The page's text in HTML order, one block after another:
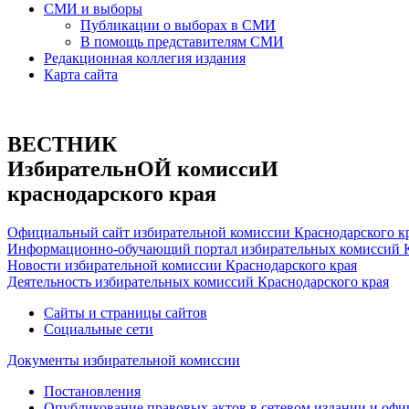
СМИ и выборы
Публикации о выборах в СМИ
В помощь представителям СМИ
Редакционная коллегия издания
Карта сайта
ВЕСТНИК
ИзбирательнОЙ комиссиИ
краснодарского края
Официальный сайт избирательной комиссии Краснодарского
Информационно-обучающий портал избирательных комиссий
Новости избирательной комиссии Краснодарского края
Деятельность избирательных комиссий Краснодарского края
Сайты и страницы сайтов
Социальные сети
Документы избирательной комиссии
Постановления